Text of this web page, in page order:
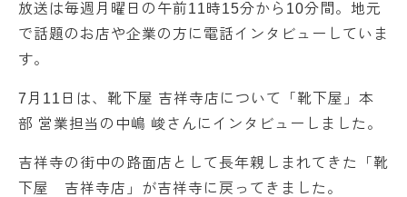
放送は毎週月曜日の午前11時15分から10分間。地元
で話題のお店や企業の方に電話インタビューしていま
す。
7月11日は、靴下屋 吉祥寺店について「靴下屋」本
部 営業担当の中嶋 峻さんにインタビューしました。
吉祥寺の街中の路面店として長年親しまれてきた「靴
下屋 吉祥寺店」が吉祥寺に戻ってきました。